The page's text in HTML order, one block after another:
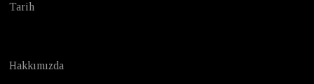
Tarih
Hakkımızda